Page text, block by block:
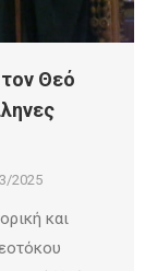
Θεό
2025
και